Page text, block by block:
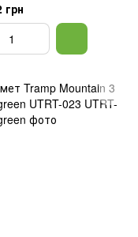
грн